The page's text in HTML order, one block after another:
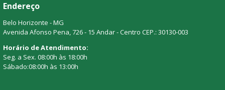
Endereço
Belo Horizonte - MG
Avenida Afonso Pena, 726 - 15 Andar - Centro CEP.: 30130-003
Horário de Atendimento:
Seg. a Sex. 08:00h às 18:00h
Sábado:08:00h às 13:00h